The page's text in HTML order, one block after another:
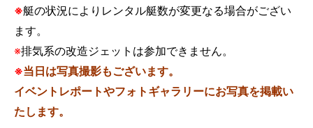
※艇の状況によりレンタル艇数が変更なる場合がござい
ます。
※排気系の改造ジェットは参加できません。
※当日は写真撮影もございます。
イベントレポートやフォトギャラリーにお写真を掲載い
たします。